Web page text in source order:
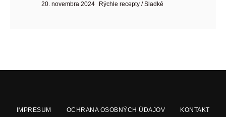
20. novembra 2024 Rýchle recepty / Sladké
IMPRESUM OCHRANA OSOBNÝCH ÚDAJOV KONTAKT